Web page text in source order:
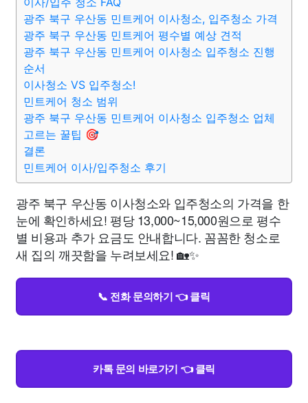
광주 북구 우산동 민트케어 이사청소, 입주청소 가격
광주 북구 우산동 민트케어 평수별 예상 견적
광주 북구 우산동 민트케어 이사청소 입주청소 진행
순서
이사청소 VS 입주청소!
민트케어 청소 범위
광주 북구 우산동 민트케어 이사청소 입주청소 업체
고르는 꿀팁 🎯
결론
민트케어 이사/입주청소 후기
광주 북구 우산동 이사청소와 입주청소의 가격을 한
눈에 확인하세요! 평당 13,000~15,000원으로 평수
별 비용과 추가 요금도 안내합니다. 꼼꼼한 청소로
새 집의 깨끗함을 누려보세요! 🏡✨
📞 전화 문의하기 👈 클릭
카톡 문의 바로가기 👈 클릭